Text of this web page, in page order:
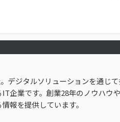
デジタルソリューションを通じ
企業です。創業28年のノウハウ
報を提供しています。